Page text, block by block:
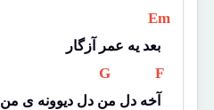
Em
بعد یه عمر آزگار
G F
آخه دل من دل دیوونه ی من